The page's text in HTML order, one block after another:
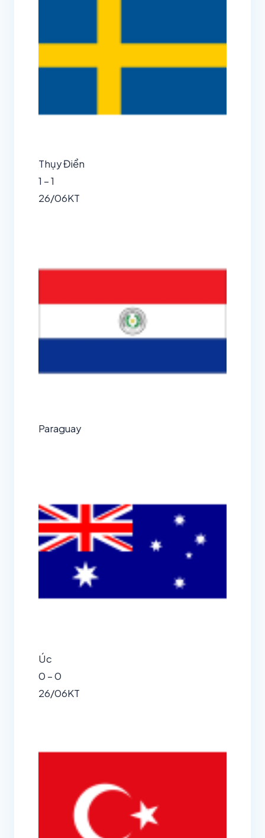
Thụy Điển
1 – 1
26/06KT
Paraguay
Úc
0 – 0
26/06KT